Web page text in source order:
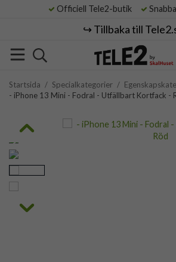
Officiell Tele2-butik
↪️ Tillbaka till
Startsida / Specialkategorier /
- iPhone 13 Mini - Fodral - Utfällbart Kortfack -